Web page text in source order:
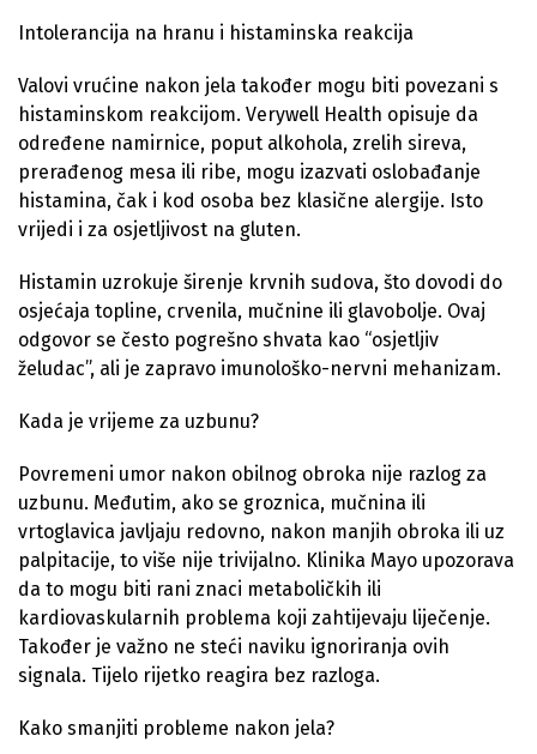
Intolerancija na hranu i histaminska reakcija
Valovi vrućine nakon jela također mogu biti povezani s
histaminskom reakcijom. Verywell Health opisuje da
određene namirnice, poput alkohola, zrelih sireva,
prerađenog mesa ili ribe, mogu izazvati oslobađanje
histamina, čak i kod osoba bez klasične alergije. Isto
vrijedi i za osjetljivost na gluten.
Histamin uzrokuje širenje krvnih sudova, što dovodi do
osjećaja topline, crvenila, mučnine ili glavobolje. Ovaj
odgovor se često pogrešno shvata kao “osjetljiv
želudac”, ali je zapravo imunološko-nervni mehanizam.
Kada je vrijeme za uzbunu?
Povremeni umor nakon obilnog obroka nije razlog za
uzbunu. Međutim, ako se groznica, mučnina ili
vrtoglavica javljaju redovno, nakon manjih obroka ili uz
palpitacije, to više nije trivijalno. Klinika Mayo upozorava
da to mogu biti rani znaci metaboličkih ili
kardiovaskularnih problema koji zahtijevaju liječenje.
Također je važno ne steći naviku ignoriranja ovih
signala. Tijelo rijetko reagira bez razloga.
Kako smanjiti probleme nakon jela?